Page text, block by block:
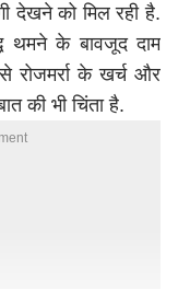
देखने को मिल रही है.
थमने के बावजूद दाम
रोजमर्रा के खर्च और
की भी चिंता है.